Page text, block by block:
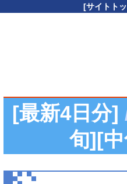
[サイトト
[最新4日分]
旬][